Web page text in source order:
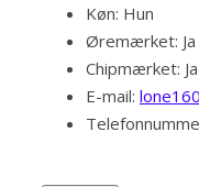
Køn: Hun
Øremærket: Ja
Chipmærket: Ja
E-mail: